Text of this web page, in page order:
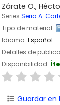
Zárate O.,
Series Seria A:
Tipo de material:
Idioma: Español
Detalles de
Disponibilidad:
Guardar en